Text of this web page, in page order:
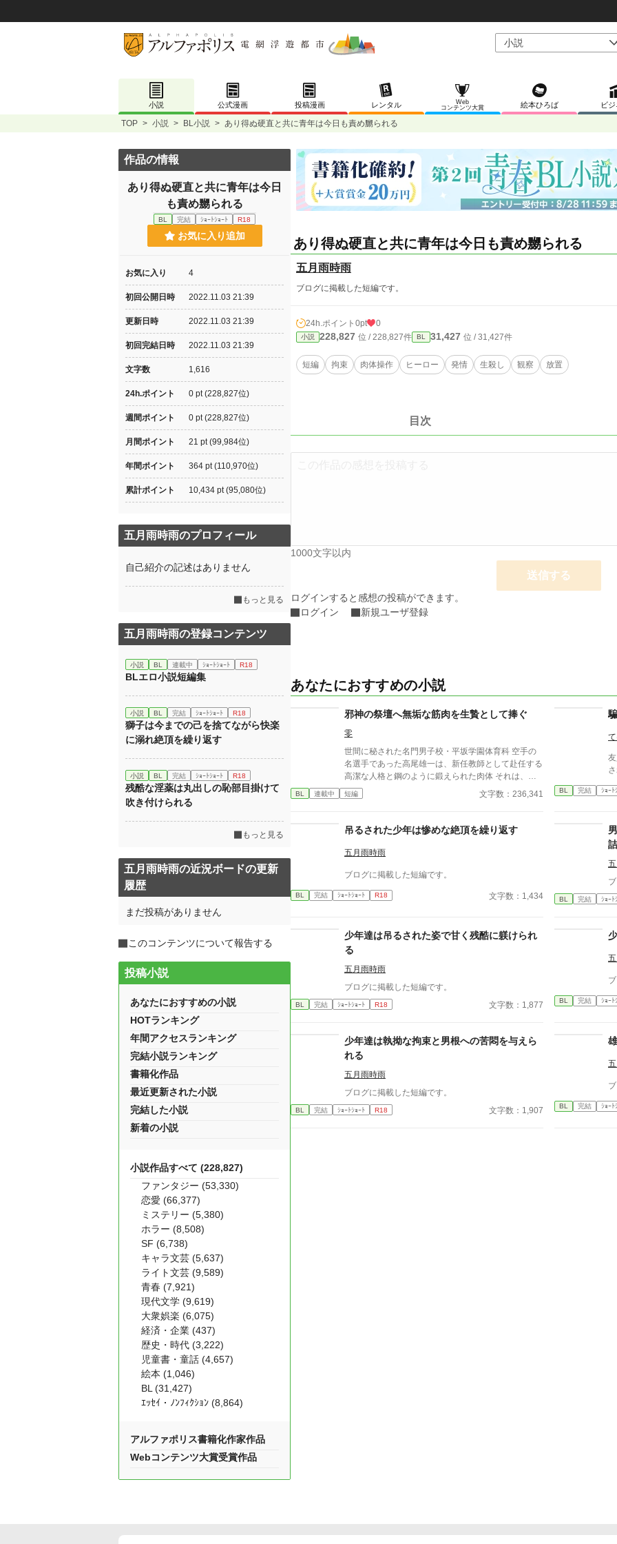
小説 公式漫画 投稿漫画 レンタル
Web
コンテンツ大賞
絵本ひろば ビ
TOP > 小説 > BL小説 > あり得ぬ硬直と共に青年は今日も責め嬲られる
あり得ぬ硬直と共に青年は今日も責め嬲られる
五月雨時雨
ブログに掲載した短編です。
24h.ポイント 0pt 0
小説 228,827 位 / 228,827件 BL 31,427 位 / 31,427件
短編 拘束 肉体操作 ヒーロー 発情 生殺し 観察 放置
目次
1000文字以内
送信する
ログインすると感想の投稿ができます。
ログイン
新規ユーザ登録
あなたにおすすめの小説
邪神の祭壇へ無垢な筋肉を生贄として捧ぐ
零
世間に秘された名門男子校・平坂学園体育科 空手の
名選手であった高尾雄一は、新任教師として赴任する
高潔な人格と鋼のように鍛えられた肉体 それは、学
園にとって最高の生贄の候補に他ならなかった 至高
の筋肉を持つ、精神を削られ意志をなくした青年を太
躍する 意志をなくし筋肉の操り人形と化した“デク”
ァンタジー
BL 連載中 短編 文字数：236,341 BL 完結 ｼｮｰﾄ
吊るされた少年は惨めな絶頂を繰り返す
五月雨時雨
ブログに掲載した短編です。
BL 完結 ｼｮｰﾄｼｮｰﾄ R18 文字数：1,434 BL 完結 ｼｮｰﾄ
少年達は吊るされた姿で甘く残酷に躾けられ
る
五月雨時雨
ブログに掲載した短編です。
BL 完結 ｼｮｰﾄｼｮｰﾄ R18 文字数：1,877 BL 完結 ｼｮｰﾄ
少年達は執拗な拘束と男根への苦悶を与えら
れる
五月雨時雨
ブログに掲載した短編です。
BL 完結 ｼｮｰﾄｼｮｰﾄ R18 文字数：1,907 BL 完結 ｼｮｰﾄ
作品の情報
あり得ぬ硬直と共に青年は今日
も責め嬲られる
BL 完結 ｼｮｰﾄｼｮｰﾄ R18
お気に入り追加
お気に入り 4
初回公開日時 2022.11.03 21:39
更新日時 2022.11.03 21:39
初回完結日時 2022.11.03 21:39
文字数 1,616
24h.ポイント 0 pt (228,827位)
週間ポイント 0 pt (228,827位)
月間ポイント 21 pt (99,984位)
年間ポイント 364 pt (110,970位)
累計ポイント 10,434 pt (95,080位)
五月雨時雨のプロフィール
自己紹介の記述はありません
もっと見る
五月雨時雨の登録コンテンツ
小説 BL 連載中 ｼｮｰﾄｼｮｰﾄ R18
BLエロ小説短編集
小説 BL 完結 ｼｮｰﾄｼｮｰﾄ R18
獅子は今までの己を捨てながら快楽
に溺れ絶頂を繰り返す
小説 BL 完結 ｼｮｰﾄｼｮｰﾄ R18
残酷な淫薬は丸出しの恥部目掛けて
吹き付けられる
もっと見る
五月雨時雨の近況ボードの更新
履歴
まだ投稿がありません
このコンテンツについて報告する
投稿小説
あなたにおすすめの小説
HOTランキング
年間アクセスランキング
完結小説ランキング
書籍化作品
最近更新された小説
完結した小説
新着の小説
小説作品すべて (228,827)
ファンタジー (53,330)
恋愛 (66,377)
ミステリー (5,380)
ホラー (8,508)
SF (6,738)
キャラ文芸 (5,637)
ライト文芸 (9,589)
青春 (7,921)
現代文学 (9,619)
大衆娯楽 (6,075)
経済・企業 (437)
歴史・時代 (3,222)
児童書・童話 (4,657)
絵本 (1,046)
BL (31,427)
ｴｯｾｲ・ﾉﾝﾌｨｸｼｮﾝ (8,864)
アルファポリス書籍化作家作品
Webコンテンツ大賞受賞作品